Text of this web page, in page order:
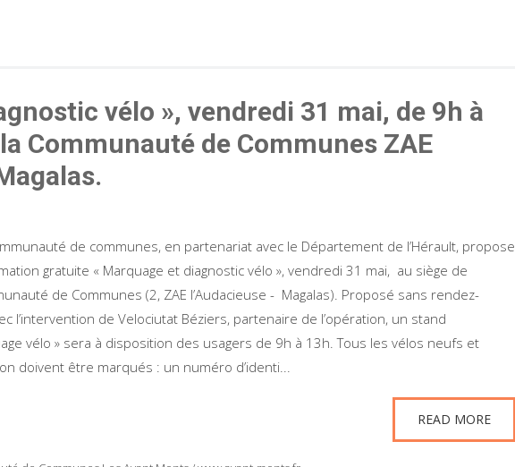
vélo », vendredi 31 mai, de 9h à
Communauté de Communes ZAE
de communes, en partenariat avec le Département de l’Hérault, propose
gratuite « Marquage et diagnostic vélo », vendredi 31 mai, au siège de
de Communes (2, ZAE l’Audacieuse - Magalas). Proposé sans rendez-
l’intervention de Velociutat Béziers, partenaire de l’opération, un stand
vélo » sera à disposition des usagers de 9h à 13h. Tous les vélos neufs et
doivent être marqués : un numéro d’identi...
READ MORE